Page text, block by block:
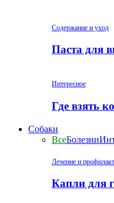
Содержание и уход
Паста для
Интересное
Где взять
Собаки
ВсеБолезни
Лечение и
Капли для